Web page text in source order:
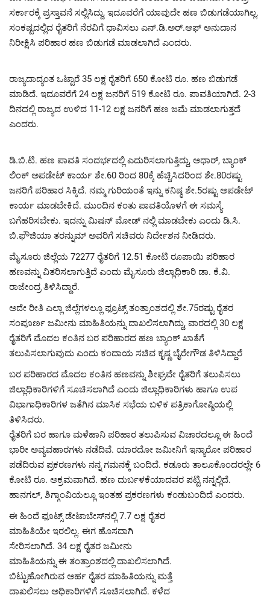
ಸರ್ಕಾರಕ್ಕೆ ಪ್ರಸ್ತಾವನೆ ಸಲ್ಲಿಸಿದ್ದು, ಇದೂವರೆಗೆ ಯಾವುದೇ ಹಣ ಬಿಡುಗಡೆಯಾಗಿಲ್ಲ.
ಸಂಕಷ್ಟದಲ್ಲಿದ ರೈತರಿಗೆ ನೆರವಿಗೆ ಧಾವಿಸಲು ಎನ್.ಡಿ.ಅರ್.ಆಫ್ ಅನುದಾನ
ನಿರೀಕ್ಷಿಸಿ ಪರಿಹಾರ ಹಣ ಬಿಡುಗಡೆ ಮಾಡಲಾಗಿದೆ ಎಂದರು.
ರಾಜ್ಯದಾದ್ಯಂತ ಒಟ್ಟಾರೆ 35 ಲಕ್ಷ ರೈತರಿಗೆ 650 ಕೋಟಿ ರೂ. ಹಣ ಬಿಡುಗಡೆ
ಮಾಡಿದೆ. ಇದೂವರೆಗೆ 24 ಲಕ್ಷ ಜನರಿಗೆ 519 ಕೋಟಿ ರೂ. ಪಾವತಿಯಾಗಿದೆ. 2-3
ದಿನದಲ್ಲಿ ರಾಜ್ಯದ ಉಳಿದ 11-12 ಲಕ್ಷ ಜನರಿಗೆ ಹಣ ಜಮೆ ಮಾಡಲಾಗುತ್ತದೆ
ಎಂದರು.
ಡಿ.ಬಿ.ಟಿ. ಹಣ ಪಾವತಿ ಸಂದರ್ಭದಲ್ಲಿ ಎದುರಿಸಲಾಗುತ್ತಿದ್ದು, ಅಧಾರ್, ಬ್ಯಾಂಕ್
ಲಿಂಕ್ ಅಪಡೇಟ್ ಕಾರ್ಯ ಶೇ.60 ರಿಂದ 80ಕ್ಕೆ ಹೆಚ್ಚಿಸಿದರಿಂದ ಶೇ.80ರಷ್ಟು
ಜನರಿಗೆ ಪರಿಹಾರ ಸಿಕ್ಕಿದೆ. ನಮ್ಮ ಗುರಿಯಂತೆ ಇನ್ನು ಕನಿಷ್ಠ ಶೇ.5ರಷ್ಟು ಅಪಡೇಟ್
ಕಾರ್ಯ ಮಾಡಬೇಕಿದೆ. ಮುಂದಿನ ಕಂತು ಪಾವತಿಯೊಳಗೆ ಈ ಸಮಸ್ಯೆ
ಬಗೆಹರಿಸಬೇಕು. ಇದನ್ನು ಮಿಷನ್ ಮೋಡ್ ನಲ್ಲಿ ಮಾಡಬೇಕು ಎಂದು ಡಿ.ಸಿ.
ಬಿ.ಫೌಜಿಯಾ ತರನ್ನುಮ್ ಅವರಿಗೆ ಸಚಿವರು ನಿರ್ದೇಶನ ನೀಡಿದರು.
ಮೈಸೂರು ಜಿಲ್ಲೆಯ 72277 ರೈತರಿಗೆ 12.51 ಕೋಟಿ ರೂಪಾಯಿ ಪರಿಹಾರ
ಹಣವನ್ನು ವಿತರಿಸಲಾಗುತ್ತಿದೆ ಎಂದು ಮೈಸೂರು ಜಿಲ್ಲಾಧಿಕಾರಿ ಡಾ. ಕೆ.ವಿ.
ರಾಜೇಂದ್ರ ತಿಳಿಸಿದ್ದಾರೆ.
ಅದೇ ರೀತಿ ಎಲ್ಲಾ ಜಿಲ್ಲೆಗಳಲ್ಲೂ ಫ್ರೂಟ್ಸ್ ತಂತ್ರಾಂಶದಲ್ಲಿ ಶೇ.75ರಷ್ಟು ರೈತರ
ಸಂಪೂರ್ಣ ಜಮೀನು ಮಾಹಿತಿಯನ್ನು ದಾಖಲಿಸಲಾಗಿದ್ದು, ವಾರದಲ್ಲಿ 30 ಲಕ್ಷ
ರೈತರಿಗೆ ಮೊದಲ ಕಂತಿನ ಬರ ಪರಿಹಾರದ ಹಣ ಬ್ಯಾಂಕ್‌ ಖಾತೆಗೆ
ತಲುಪಿಸಲಾಗುವುದು ಎಂದು ಕಂದಾಯ ಸಚಿವ ಕೃಷ್ಣ ಬೈರೇಗೌಡ ತಿಳಿಸಿದ್ದಾರೆ
ಬರ ಪರಿಹಾರದ ಮೊದಲ ಕಂತಿನ ಹಣವನ್ನು ಶೀಘ್ರವೇ ರೈತರಿಗೆ ತಲುಪಿಸಲು
ಜಿಲ್ಲಾಧಿಕಾರಿಗಳಿಗೆ ಸೂಚಿಸಲಾಗಿದೆ ಎಂದು ಜಿಲ್ಲಾಧಿಕಾರಿಗಳು ಹಾಗೂ ಉಪ
ವಿಭಾಗಾಧಿಕಾರಿಗಳ ಜತೆಗಿನ ಮಾಸಿಕ ಸಭೆಯ ಬಳಿಕ ಪತ್ರಿಕಾಗೋಷ್ಠಿಯಲ್ಲಿ
ತಿಳಿಸಿದರು.
ರೈತರಿಗೆ ಬರ ಹಾಗೂ ಮಳೆಹಾನಿ ಪರಿಹಾರ ತಲುಪಿಸುವ ವಿಚಾರದಲ್ಲೂ ಈ ಹಿಂದೆ
ಭಾರೀ ಅವ್ಯವಹಾರಗಳು ನಡೆದಿವೆ. ಯಾರದೋ ಜಮೀನಿಗೆ ಇನ್ಯಾರೋ ಪರಿಹಾರ
ಪಡೆದಿರುವ ಪ್ರಕರಣಗಳು ನನ್ನ ಗಮನಕ್ಕೆ ಬಂದಿದೆ. ಕಡೂರು ತಾಲೂಕೊಂದರಲ್ಲೇ 6
ಕೋಟಿ ರೂ. ಅಕ್ರಮವಾಗಿದೆ. ಹಣ ದುರ್ಬಳಕೆಯಾದವರ ಪಟ್ಟಿ ನನ್ನಲ್ಲಿದೆ.
ಹಾನಗಲ್, ಶಿಗ್ಗಾಂವಿಯಲ್ಲೂ ಇಂತಹ ಪ್ರಕರಣಗಳು ಕಂಡುಬಂದಿದೆ ಎಂದರು.
ಈ ಹಿಂದೆ ಫೂಟ್ಸ್ ಡೇಟಾಬೇಸ್‌ನಲ್ಲಿ 7.7 ಲಕ್ಷ ರೈತರ
ಮಾಹಿತಿಯೇ ಇರಲಿಲ್ಲ. ಈಗ ಹೊಸದಾಗಿ
ಸೇರಿಸಲಾಗಿದೆ. 34 ಲಕ್ಷ ರೈತರ ಜಮೀನು
ಮಾಹಿತಿಯನ್ನು ಈ ತಂತ್ರಾಂಶದಲ್ಲಿ ದಾಖಲಿಸಲಾಗಿದೆ.
ಬಿಟ್ಟುಹೋಗಿರುವ ಅರ್ಹ ರೈತರ ಮಾಹಿತಿಯನ್ನು ಮತ್ತೆ
ದಾಖಲಿಸಲು ಅಧಿಕಾರಿಗಳಿಗೆ ಸೂಚಿಸಲಾಗಿದೆ. ಕಳೆದ